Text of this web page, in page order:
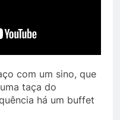
com um sino, que
taça do
há um buffet